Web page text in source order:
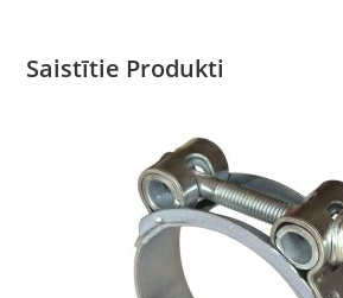
Saistītie Produkti